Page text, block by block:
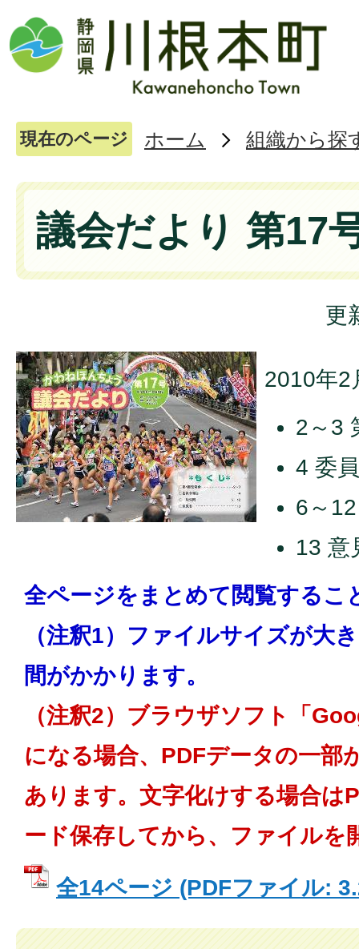
現在のページ ホーム 組織から探
議会だより 第17
更
2010年2
2～3
4 委
6～
13 意
全ページをまとめて閲覧するこ
（注釈1）ファイルサイズが大
間がかかります。
（注釈2）ブラウザソフト「
になる場合、PDFデータの一部
あります。文字化けする場合は
ード保存してから、ファイルを
全14ページ (PDFファイル: